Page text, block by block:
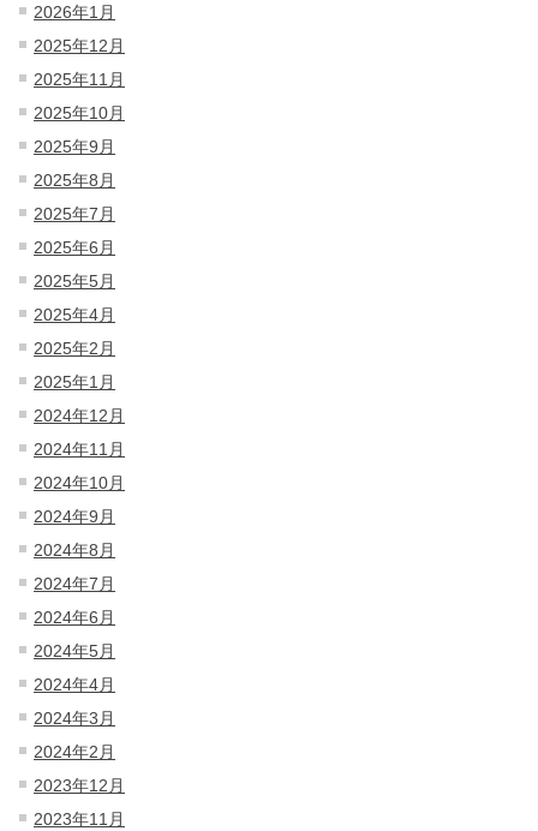
2026年1月
2025年12月
2025年11月
2025年10月
2025年9月
2025年8月
2025年7月
2025年6月
2025年5月
2025年4月
2025年2月
2025年1月
2024年12月
2024年11月
2024年10月
2024年9月
2024年8月
2024年7月
2024年6月
2024年5月
2024年4月
2024年3月
2024年2月
2023年12月
2023年11月